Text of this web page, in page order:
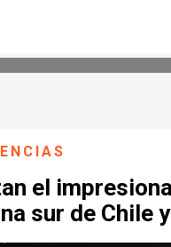
el
sur de Chile